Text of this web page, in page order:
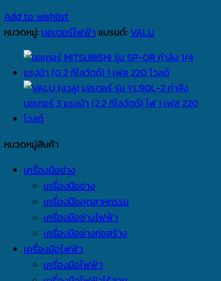
Add to wishlist
หมวดหมู่: มอเตอร์ไฟฟ้า แบรนด์: VALU
หมวดหมู่สินค้า
เครื่องมือช่าง
เครื่องมือช่าง
เครื่องมืออุตสาหกรรม
เครื่องมือช่างไฟฟ้า
เครื่องมือช่างก่อสร้าง
เครื่องมือไฟฟ้า
เครื่องมือไฟฟ้า